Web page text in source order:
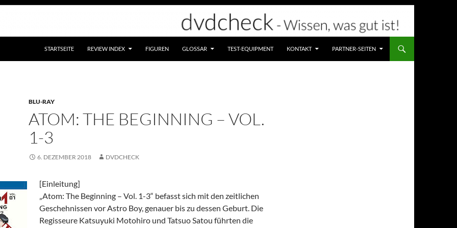
STARTSEITE REVIEW INDEX FIGUREN GLOSSAR TEST-EQUIPMENT KONTAKT PARTNER-SEITEN
BLU-RAY
ATOM: THE BEGINNING – VOL.
1-3
6. DEZEMBER 2018 DVDCHECK
[Einleitung]
„Atom: The Beginning – Vol. 1-3“ befasst sich mit den zeitlichen
Geschehnissen vor Astro Boy, genauer bis zu dessen Geburt. Die
Regisseure Katsuyuki Motohiro und Tatsuo Satou führten die